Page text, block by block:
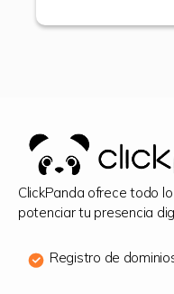
ClickPanda ofrece todo
potenciar tu presencia
Registro de